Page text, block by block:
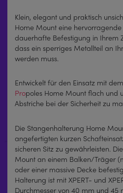
Klein, elegant und praktisch
Home Mount eine
dauerhafte Befestigung in Ihrem
dass ein sperriges Metallteil an
werden muss.
Entwickelt für den Einsatz mit dem
Propoles Home Mount flach und
Abstriche bei der Sicherheit zu
Die Stangenhalterung Home
angefertigten kurzen
sicheren Sitz zu gewährleisten.
Mount an einem Balken/Träger
oder einer massive Decke
Halterung ist mit XPERT- und
Durchmesser von 40 mm und 45